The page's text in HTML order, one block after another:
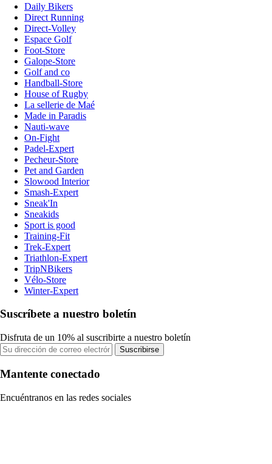
Daily Bikers
Direct Running
Direct-Volley
Espace Golf
Foot-Store
Galope-Store
Golf and co
Handball-Store
House of Rugby
La sellerie de Maé
Made in Paradis
Nauti-wave
On-Fight
Padel-Expert
Pecheur-Store
Pet and Garden
Slowood Interior
Smash-Expert
Sneak'In
Sneakids
Sport is good
Training-Fit
Trek-Expert
Triathlon-Expert
TripNBikers
Vélo-Store
Winter-Expert
Suscríbete a nuestro boletín
Disfruta de un 10% al suscribirte a nuestro boletín
Suscribirse
Mantente conectado
Encuéntranos en las redes sociales